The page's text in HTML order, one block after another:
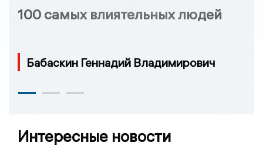
100 самых влиятельных людей
Бабаскин Геннадий Владимирович
Интересные новости